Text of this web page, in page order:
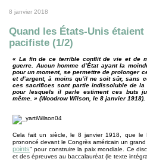
8 janvier 2018
Quand les États-Unis
pacifiste (1/2)
« La fin de ce terrible conflit de vie et de
guerre. Aucun homme d’État ayant la
pour un moment, se permettre de prolonger
et d’argent, à moins qu’il ne soit sûr, sans
ces sacrifices sont partie indissoluble de
pour lesquels il parle estiment ces buts
même. » (Woodrow Wilson, le 8 janvier
Cela fait un siècle, le 8 janvier 1918, que le
prononcé devant le Congrès américain un
points" pour construire la paix mondiale. Ce
et des épreuves au baccalauréat (le texte